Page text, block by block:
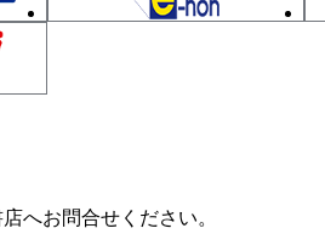
へお問合せください。